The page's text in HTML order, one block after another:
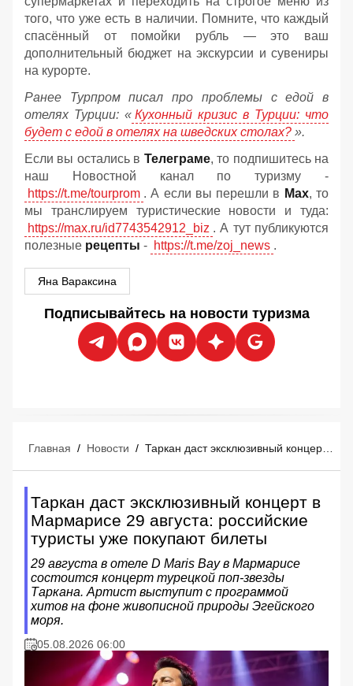
того, что уже есть в наличии. Помните, что каждый
спасённый от помойки рубль — это ваш
дополнительный бюджет на экскурсии и сувениры
на курорте.
Ранее Турпром писал про проблемы с едой в
отелях Турции: « Кухонный кризис в Турции: что
будет с едой в отелях на шведских столах? ».
Если вы остались в Телеграме, то подпишитесь на
наш Новостной канал по туризму -
https://t.me/tourprom . А если вы перешли в Мах, то
мы транслируем туристические новости и туда:
https://max.ru/id7743542912_biz . А тут публикуются
полезные рецепты - https://t.me/zoj_news .
Яна Вараксина
Подписывайтесь на новости туризма
Главная / Новости /
Таркан даст эксклюзивный концерт в
Мармарисе 29 августа: российские
туристы уже покупают билеты
29 августа в отеле D Maris Bay в Мармарисе
состоится концерт турецкой поп-звезды
Таркана. Артист выступит с программой
хитов на фоне живописной природы Эгейского
моря.
05.08.2026 06:00